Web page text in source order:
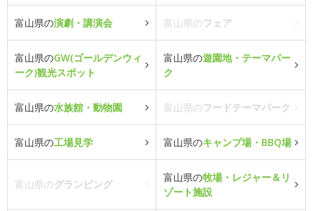
富山県の演劇・講演会 富山県のフェア
富山県のGW(ゴールデンウィ
ーク)観光スポット
富山県の遊園地・テーマパー
ク
富山県の水族館・動物園 富山県のフードテーマパーク
富山県の工場見学 富山県のキャンプ場・BBQ場
富山県のグランピング
富山県の牧場・レジャー＆リ
ゾート施設